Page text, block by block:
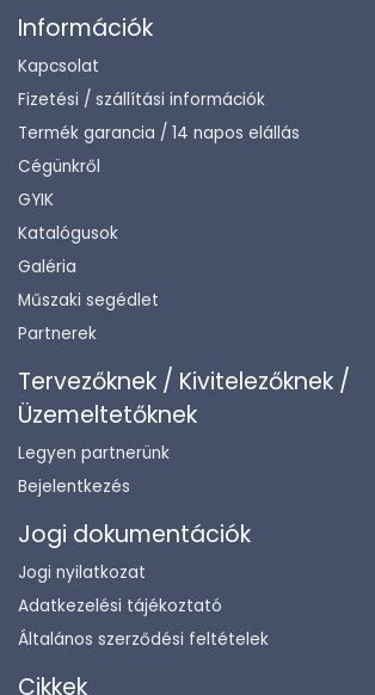
Információk
Kapcsolat
Fizetési / szállítási információk
Termék garancia / 14 napos elállás
Cégünkről
GYIK
Katalógusok
Galéria
Műszaki segédlet
Partnerek
Tervezőknek / Kivitelezőknek /
Üzemeltetőknek
Legyen partnerünk
Bejelentkezés
Jogi dokumentációk
Jogi nyilatkozat
Adatkezelési tájékoztató
Általános szerződési feltételek
Cikkek